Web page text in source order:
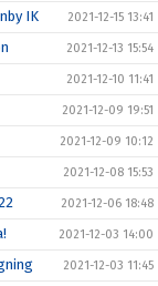
IK 2021-12-15 13:41
2021-12-13 15:54
2021-12-10 11:41
2021-12-09 19:51
2021-12-09 10:12
2021-12-08 15:53
2021-12-06 18:48
2021-12-03 14:00
2021-12-03 11:45